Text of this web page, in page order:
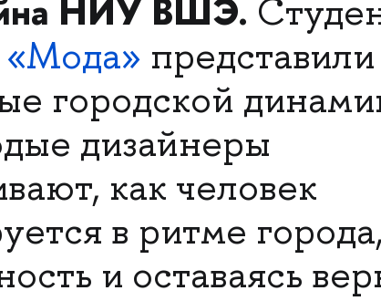
НИУ ВШЭ.
«Мода»
городской
дизайнеры
как человек
в ритме
и оставаясь